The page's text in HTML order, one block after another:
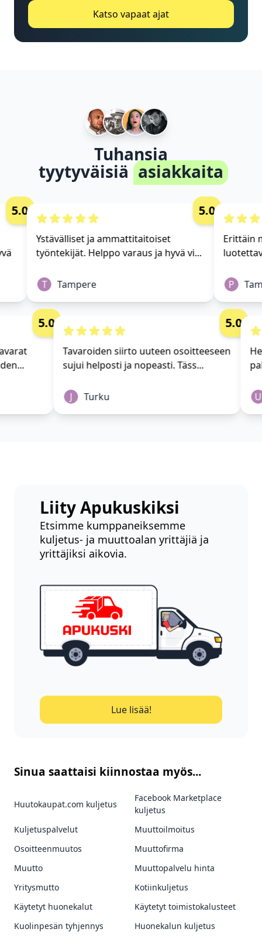
Katso vapaat ajat
Tuhansia
tyytyväisiä asiakkaita
5.0
Ystävälliset ja ammattitaitoiset
työntekijät. Helppo varaus ja hyvä vi...
T Tampere
5.0
Erittäin
P
5.0
Tavaroiden siirto uuteen osoitteeseen
sujui helposti ja nopeasti. Täss...
Turku
5.0
Liity Apukuskiksi
Etsimme kumppaneiksemme
kuljetus- ja muuttoalan yrittäjiä ja
yrittäjiksi aikovia.
Lue lisää!
Sinua saattaisi kiinnostaa myös...
Huutokaupat.com kuljetus
Facebook Marketplace
kuljetus
Kuljetuspalvelut
Muuttoilmoitus
Osoitteenmuutos
Muuttofirma
Muutto
Muuttopalvelu hinta
Yritysmutto
Kotiinkuljetus
Käytetyt huonekalut
Käytetyt toimistokalusteet
Kuolinpesän tyhjennys
Huonekalun kuljetus